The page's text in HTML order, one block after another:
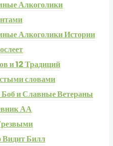
Алкоголики
Алкоголики Истории
и 12 Традиций
словами
и Славные Ветераны
АА
Видит Билл